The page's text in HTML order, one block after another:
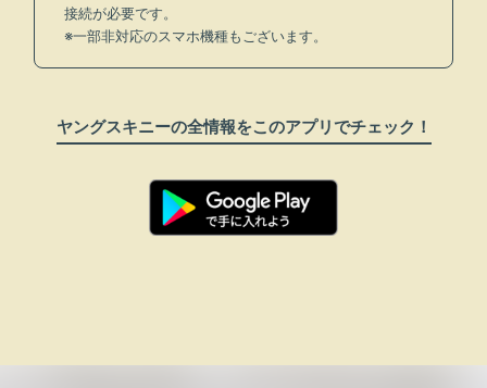
接続が必要です。
※一部非対応のスマホ機種もございます。
ヤングスキニーの全情報をこのアプリでチェック！